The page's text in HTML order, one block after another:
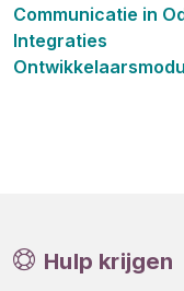
Communicatie in
Integraties
Hulp krijgen